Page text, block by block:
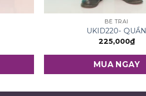
BÉ TRAI
UKID220- QUẦN
225,000₫
MUA NGAY